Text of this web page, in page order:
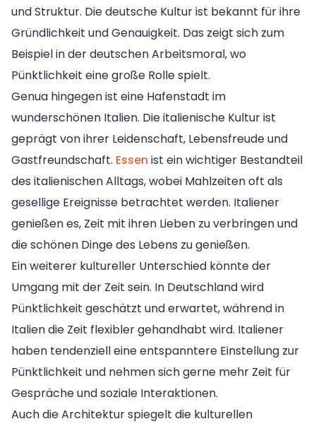
und Struktur. Die deutsche Kultur ist bekannt für ihre
Gründlichkeit und Genauigkeit. Das zeigt sich zum
Beispiel in der deutschen Arbeitsmoral, wo
Pünktlichkeit eine große Rolle spielt.
Genua hingegen ist eine Hafenstadt im
wunderschönen Italien. Die italienische Kultur ist
geprägt von ihrer Leidenschaft, Lebensfreude und
Gastfreundschaft. Essen ist ein wichtiger Bestandteil
des italienischen Alltags, wobei Mahlzeiten oft als
gesellige Ereignisse betrachtet werden. Italiener
genießen es, Zeit mit ihren Lieben zu verbringen und
die schönen Dinge des Lebens zu genießen.
Ein weiterer kultureller Unterschied könnte der
Umgang mit der Zeit sein. In Deutschland wird
Pünktlichkeit geschätzt und erwartet, während in
Italien die Zeit flexibler gehandhabt wird. Italiener
haben tendenziell eine entspanntere Einstellung zur
Pünktlichkeit und nehmen sich gerne mehr Zeit für
Gespräche und soziale Interaktionen.
Auch die Architektur spiegelt die kulturellen